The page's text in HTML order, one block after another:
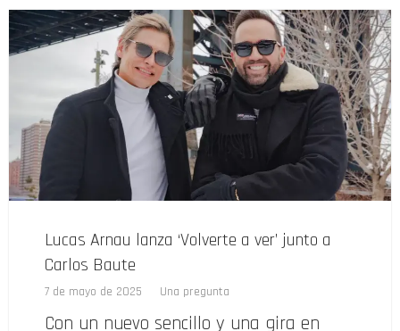
Lucas Arnau lanza ‘Volverte a ver’ junto a
Carlos Baute
7 de mayo de 2025 Una pregunta
Con un nuevo sencillo y una gira en